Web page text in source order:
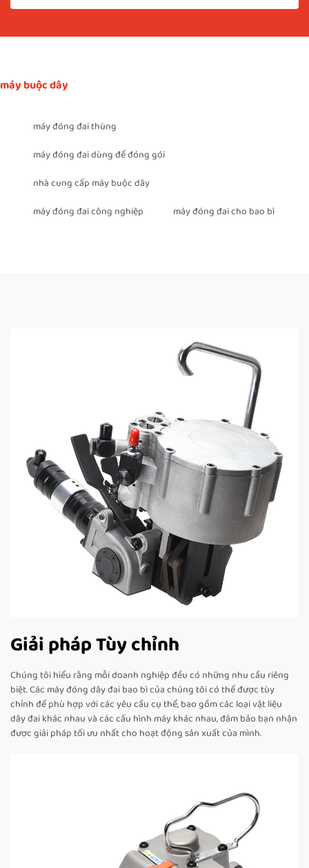
máy buộc dây
máy đóng đai thùng
máy đóng đai dùng để đóng gói
nhà cung cấp máy buộc dây
máy đóng đai công nghiệp
máy đóng đai cho bao bì
Giải pháp Tùy chỉnh
Chúng tôi hiểu rằng mỗi doanh nghiệp đều có những nhu cầu riêng
biệt. Các máy đóng dây đai bao bì của chúng tôi có thể được tùy
chỉnh để phù hợp với các yêu cầu cụ thể, bao gồm các loại vật liệu
dây đai khác nhau và các cấu hình máy khác nhau, đảm bảo bạn nhận
được giải pháp tối ưu nhất cho hoạt động sản xuất của mình.